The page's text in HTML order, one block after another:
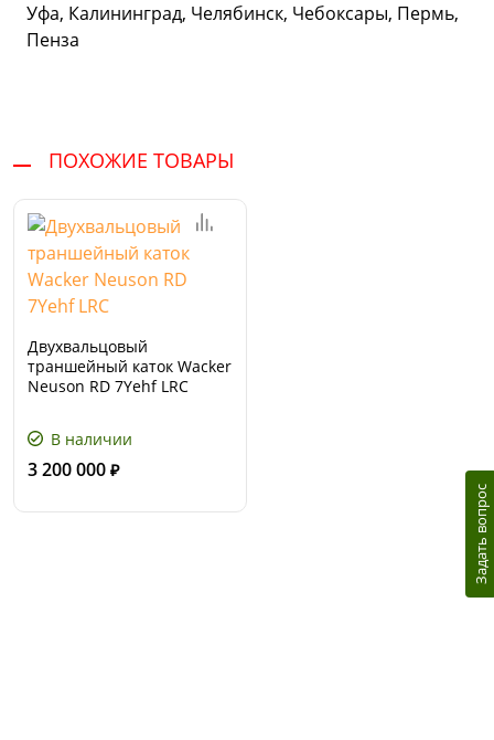
Уфа, Калининград, Челябинск, Чебоксары, Пермь,
Пенза
ПОХОЖИЕ ТОВАРЫ
Двухвальцовый
траншейный каток Wacker
Neuson RD 7Yehf LRC
В наличии
3 200 000 ₽
Задать вопрос